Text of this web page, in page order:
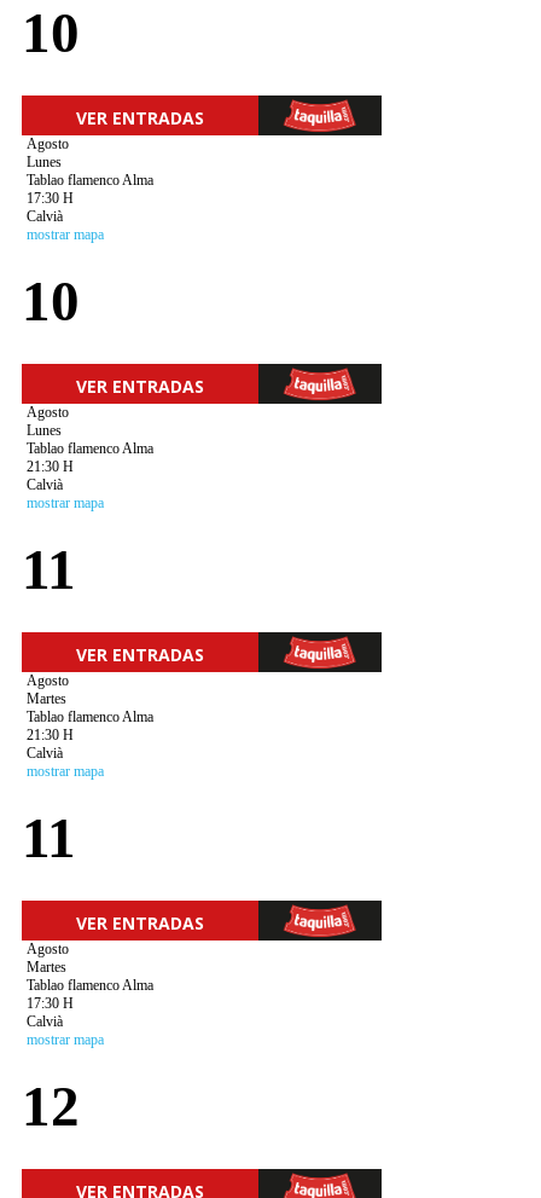
10
VER ENTRADAS
Agosto
Lunes
Tablao flamenco Alma
17:30 H
Calvià
mostrar mapa
10
VER ENTRADAS
Agosto
Lunes
Tablao flamenco Alma
21:30 H
Calvià
mostrar mapa
11
VER ENTRADAS
Agosto
Martes
Tablao flamenco Alma
21:30 H
Calvià
mostrar mapa
11
VER ENTRADAS
Agosto
Martes
Tablao flamenco Alma
17:30 H
Calvià
mostrar mapa
12
VER ENTRADAS